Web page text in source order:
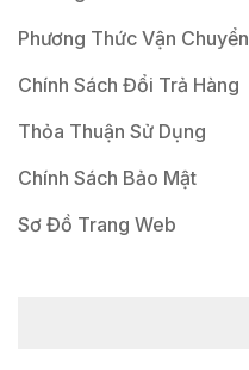
Phương Thức Vận Chuyển
Chính Sách Đổi Trả Hàng
Thỏa Thuận Sử Dụng
Chính Sách Bảo Mật
Sơ Đồ Trang Web